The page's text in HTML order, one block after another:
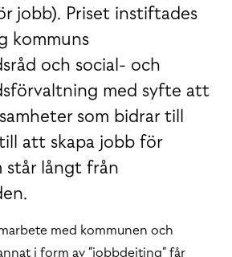
jobb). Priset instiftades
kommuns
och social- och
med syfte att
som bidrar till
att skapa jobb för
står långt från
med kommunen och
i form av ”jobbdejting” får